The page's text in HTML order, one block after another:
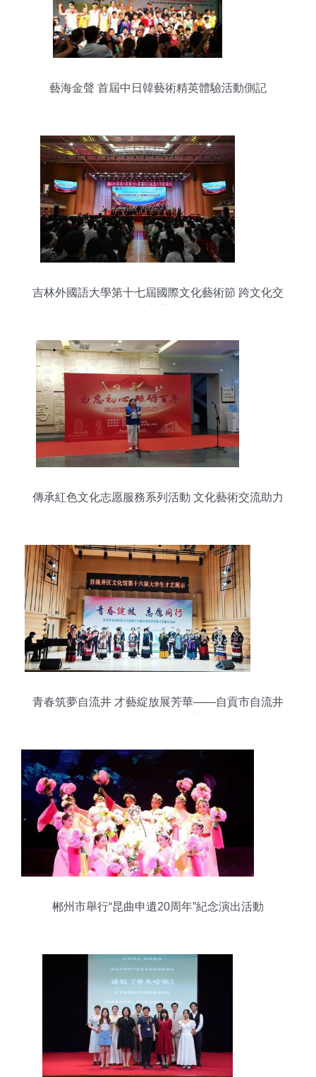
藝海金聲 首屆中日韓藝術精英體驗活動側記
吉林外國語大學第十七屆國際文化藝術節 跨文化交
傳承紅色文化志愿服務系列活動 文化藝術交流助力
青春筑夢自流井 才藝綻放展芳華——自貢市自流井
郴州市舉行“昆曲申遺20周年”紀念演出活動